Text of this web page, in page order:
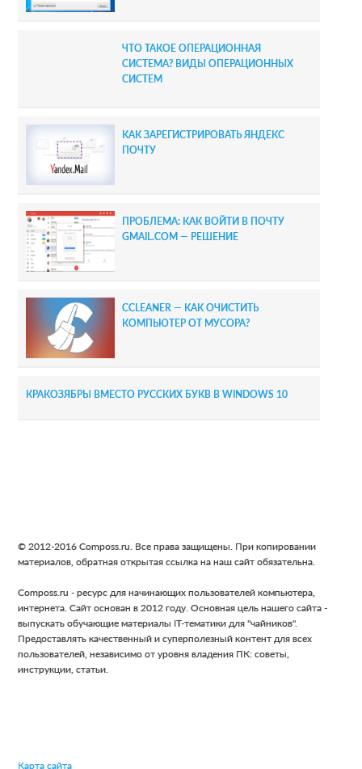
ЧТО ТАКОЕ ОПЕРАЦИОННАЯ
СИСТЕМА? ВИДЫ ОПЕРАЦИОННЫХ
СИСТЕМ
КАК ЗАРЕГИСТРИРОВАТЬ ЯНДЕКС
ПОЧТУ
ПРОБЛЕМА: КАК ВОЙТИ В ПОЧТУ
GMAIL.COM — РЕШЕНИЕ
CCLEANER — КАК ОЧИСТИТЬ
КОМПЬЮТЕР ОТ МУСОРА?
КРАКОЗЯБРЫ ВМЕСТО РУССКИХ БУКВ В WINDOWS 10
Footer
© 2012-2016 Composs.ru. Все права защищены. При копировании
материалов, обратная открытая ссылка на наш сайт обязательна.
Composs.ru - ресурс для начинающих пользователей компьютера,
интернета. Сайт основан в 2012 году. Основная цель нашего сайта -
выпускать обучающие материалы IT-тематики для "чайников".
Предоставлять качественный и суперполезный контент для всех
пользователей, независимо от уровня владения ПК: советы,
инструкции, статьи.
Карта сайта